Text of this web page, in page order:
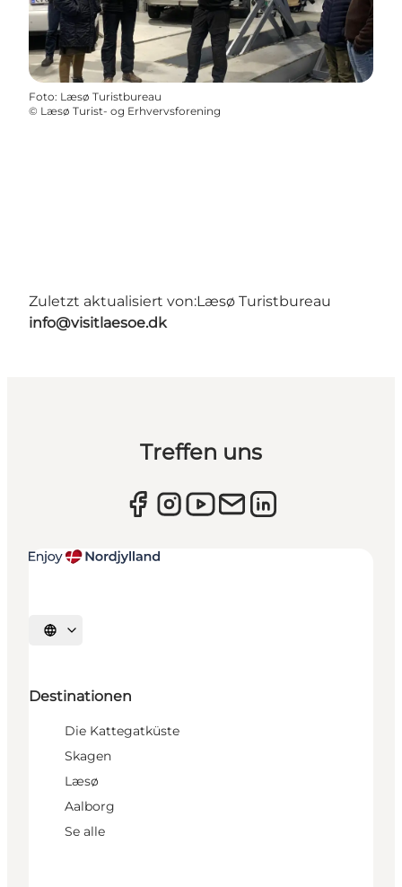
Foto: Læsø Turistbureau
© Læsø Turist- og Erhvervsforening
Zuletzt aktualisiert von:Læsø Turistbureau
info@visitlaesoe.dk
Treffen uns
Sprache auswählen
Destinationen
Die Kattegatküste
Skagen
Læsø
Aalborg
Se alle